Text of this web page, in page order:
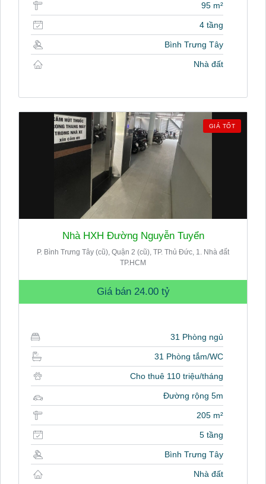
95 m²
4 tầng
Bình Trưng Tây
Nhà đất
GIÁ TỐT
Nhà HXH Đường Nguyễn Tuyển
P. Bình Trưng Tây (cũ), Quận 2 (cũ), TP. Thủ Đức, 1. Nhà đất
TP.HCM
Giá bán 24.00 tỷ
31 Phòng ngủ
31 Phòng tắm/WC
Cho thuê 110 triệu/tháng
Đường rộng 5m
205 m²
5 tầng
Bình Trưng Tây
Nhà đất